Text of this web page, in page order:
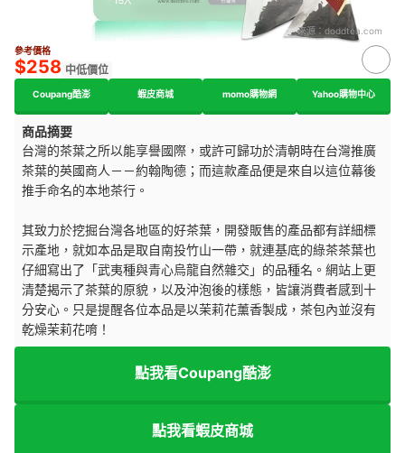
來源： doddtea.com
參考價格
$258 中低價位
Coupang酷澎 蝦皮商城 momo購物網 Yahoo購物中心
商品摘要
台灣的茶葉之所以能享譽國際，或許可歸功於清朝時在台灣推廣
茶葉的英國商人－－約翰陶德；而這款產品便是來自以這位幕後
推手命名的本地茶行。
其致力於挖掘台灣各地區的好茶葉，開發販售的產品都有詳細標
示產地，就如本品是取自南投竹山一帶，就連基底的綠茶茶葉也
仔細寫出了「武夷種與青心烏龍自然雜交」的品種名。網站上更
清楚揭示了茶葉的原貌，以及沖泡後的樣態，皆讓消費者感到十
分安心。只是提醒各位本品是以茉莉花薰香製成，茶包內並沒有
乾燥茉莉花唷！
點我看Coupang酷澎
點我看蝦皮商城